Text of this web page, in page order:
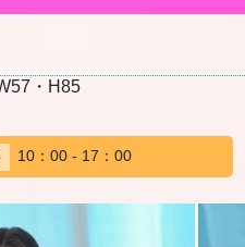
・H85
10：00 - 17：00